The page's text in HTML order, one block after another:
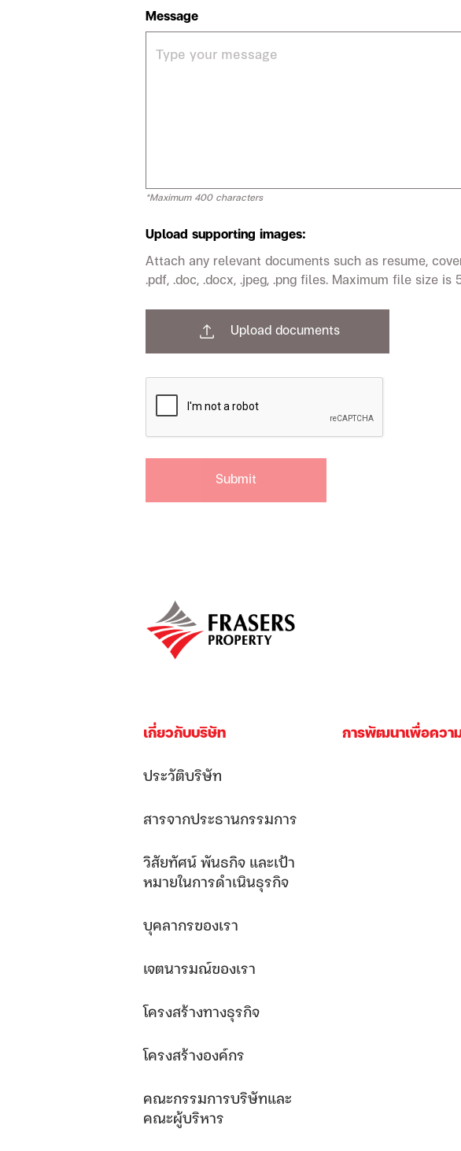
Message
*Maximum 400 characters
Upload supporting images:
Attach any relevant documents such as resume,
.pdf, .doc, .docx, .jpeg, .png files. Maximum file size is
Upload documents
Submit
เกี่ยวกับบริษัท
ประวัติบริษัท
สารจากประธานกรรมการ
วิสัยทัศน์ พันธกิจ และเป้า
หมายในการดำเนินธุรกิจ
บุคลากรของเรา
เจตนารมณ์ของเรา
โครงสร้างทางธุรกิจ
โครงสร้างองค์กร
คณะกรรมการบริษัทและ
คณะผู้บริหาร
การพัฒนาเพื่อควา